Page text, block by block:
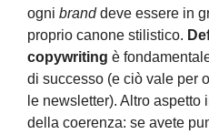
ogni branddeve essere in
proprio canone stilistico.
copywriting è
di successo (e ciò vale per
le newsletter). Altro
della coerenza: se avete